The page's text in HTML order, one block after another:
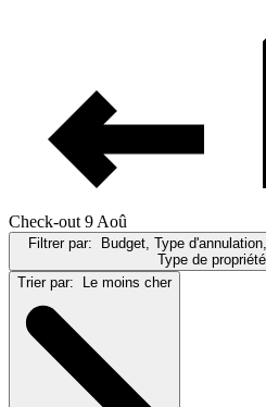
Check-out 9 Aoû
Filtrer par:
Budget, Type
Type de
Trier par:
Le moins cher